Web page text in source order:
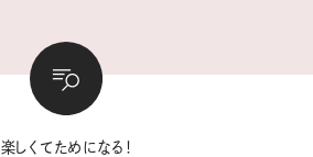
楽しくてためになる！